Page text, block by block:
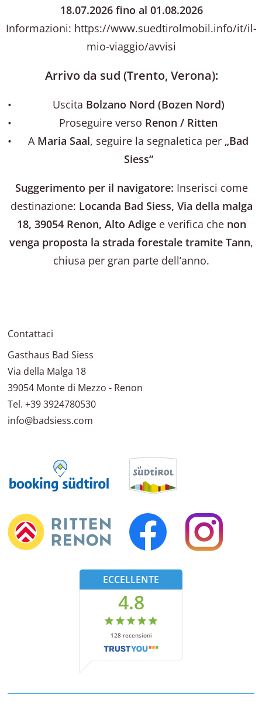
18.07.2026 fino al 01.08.2026
Informazioni: https://www.suedtirolmobil.info/it/il-
mio-viaggio/avvisi
Arrivo da sud (Trento, Verona):
Uscita Bolzano Nord (Bozen Nord)
Proseguire verso Renon / Ritten
A Maria Saal, seguire la segnaletica per „Bad
Siess“
Suggerimento per il navigatore: Inserisci come
destinazione: Locanda Bad Siess, Via della malga
18, 39054 Renon, Alto Adigee verifica che non
venga proposta la strada forestale tramite Tann,
chiusa per gran parte dell’anno.
Contattaci
Gasthaus Bad Siess
Via della Malga 18
39054 Monte di Mezzo - Renon
Tel.+39 3924780530
info@badsiess.com
ECCELLENTE
4.8
128 recensioni